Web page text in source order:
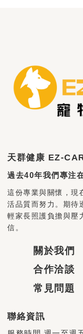
天群健康 EZ-
過去40年我們專注
這份專業與關懷，現
活品質而努力。期待
輕家長照護負擔與壓
信。
關於我們
合作洽談
常見問題
聯絡資訊